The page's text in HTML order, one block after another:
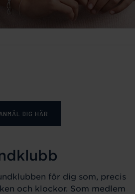
ANMÄL DIG HÄR
för dig som, precis
och klockor. Som medlem